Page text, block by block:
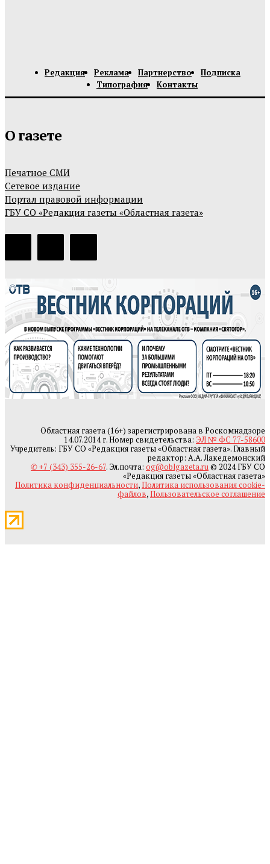
Редакция Реклама Партнерство
Подписка
Типография
Контакты
О газете
Печатное СМИ
Сетевое издание
Портал правовой информации
ГБУ СО «Редакция газеты «Областная газета»
Областная газета (16+) зарегистрирована в Роскомнадзоре
14.07.2014 г. Номер свидетельства: ЭЛ № ФС 77-58600
Учредитель: ГБУ СО «Редакция газеты «Областная газета». Главный
редактор: А.А. Лакедемонский
✆ +7 (343) 355-26-67. Эл.почта: og@oblgazeta.ru© 2024 ГБУ СО
«Редакция газеты «Областная газета»
Политика конфиденциальности,Политика использования cookie-
файлов,Пользовательское соглашение